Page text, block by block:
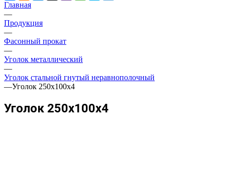
Главная
—
Продукция
—
Фасонный прокат
—
Уголок металлический
—
Уголок стальной гнутый неравнополочный
—Уголок 250х100х4
Уголок 250х100х4